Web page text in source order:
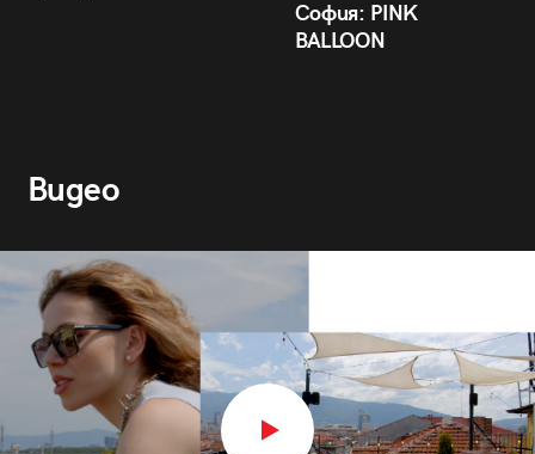
София: PINK
BALLOON
Видео